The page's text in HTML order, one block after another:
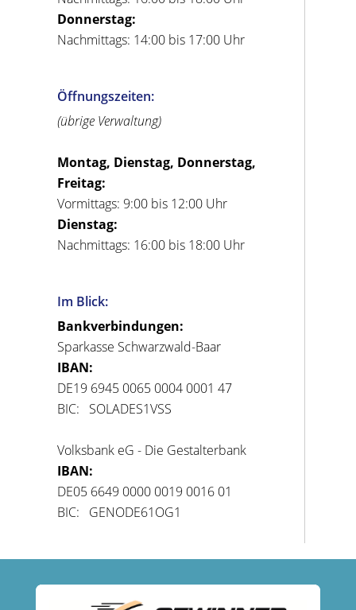
Donnerstag:
Nachmittags: 14:00 bis 17:00 Uhr
Öffnungszeiten:
(übrige Verwaltung)
Montag, Dienstag, Donnerstag,
Freitag:
Vormittags: 9:00 bis 12:00 Uhr
Dienstag:
Nachmittags: 16:00 bis 18:00 Uhr
Im Blick:
Bankverbindungen:
Sparkasse Schwarzwald-Baar
IBAN:
DE19 6945 0065 0004 0001 47
BIC: SOLADES1VSS
Volksbank eG - Die Gestalterbank
IBAN:
DE05 6649 0000 0019 0016 01
BIC: GENODE61OG1